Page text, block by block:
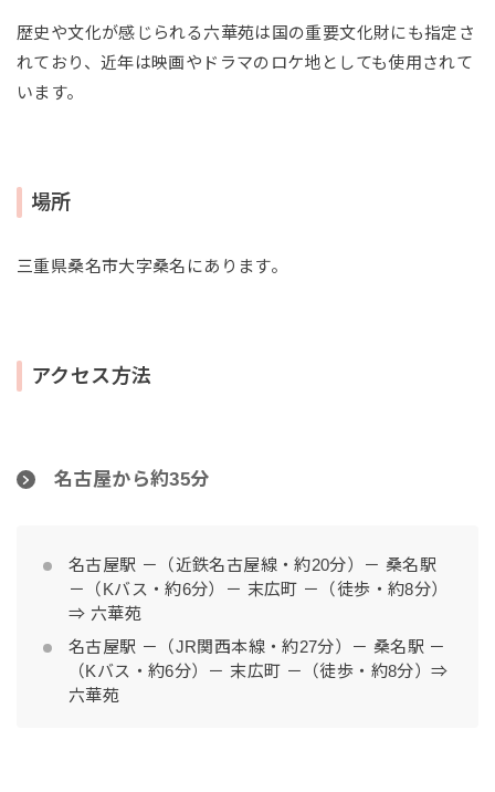
歴史や文化が感じられる六華苑は国の重要文化財にも指定さ
れており、近年は映画やドラマのロケ地としても使用されて
います。
場所
三重県桑名市大字桑名にあります。
アクセス方法
名古屋から約35分
名古屋駅 －（近鉄名古屋線・約20分）－ 桑名駅
－（Kバス・約6分）－ 末広町 －（徒歩・約8分）
⇒ 六華苑
名古屋駅 －（JR関西本線・約27分）－ 桑名駅 －
（Kバス・約6分）－ 末広町 －（徒歩・約8分）⇒
六華苑